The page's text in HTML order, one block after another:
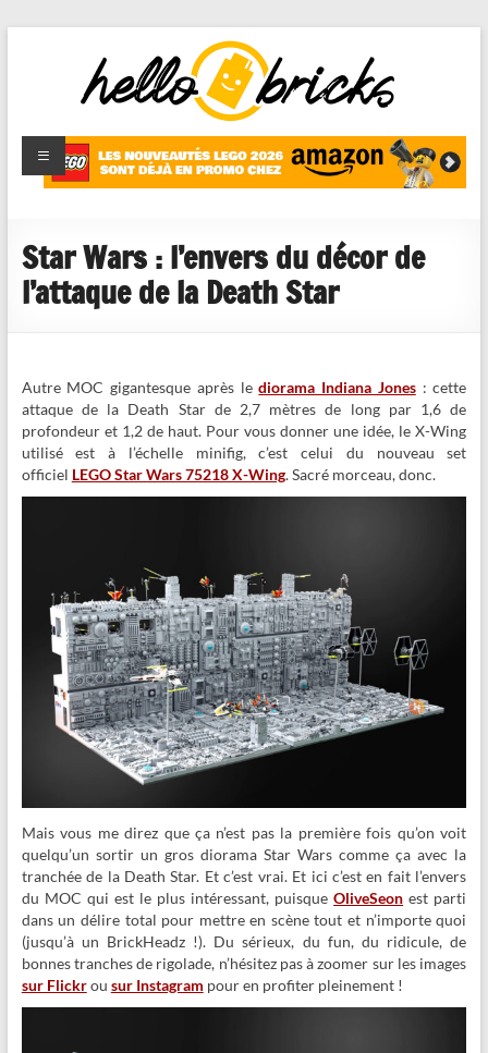
HelloBricks
Blog LEGO,
nouveaut�s
reviews
Star Wars : l’envers du décor de
l’attaque de la Death Star
Autre MOC gigantesque après lediorama Indiana Jones: cette
attaque de la Death Star de 2,7 mètres de long par 1,6 de
profondeur et 1,2 de haut. Pour vous donner une idée, le X-Wing
utilisé est à l’échelle minifig, c’est celui du nouveau set
officiel LEGO Star Wars 75218 X-Wing. Sacré morceau, donc.
Mais vous me direz que ça n’est pas la première fois qu’on voit
quelqu’un sortir un gros diorama Star Wars comme ça avec la
tranchée de la Death Star. Et c’est vrai. Et ici c’est en fait l’envers
du MOC qui est le plus intéressant, puisqueOliveSeon est parti
dans un délire total pour mettre en scène tout et n’importe quoi
(jusqu’à un BrickHeadz !). Du sérieux, du fun, du ridicule, de
bonnes tranches de rigolade, n’hésitez pas à zoomer sur les images
sur Flickrou sur Instagram pour en profiter pleinement !